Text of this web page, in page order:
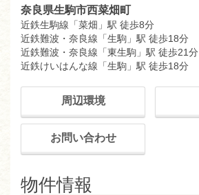
奈良県生駒市西菜畑町
近鉄生駒線「菜畑」駅 徒歩8分
近鉄難波・奈良線「生駒」駅 徒歩18分
近鉄難波・奈良線「東生駒」駅 徒歩21分
近鉄けいはんな線「生駒」駅 徒歩18分
周辺環境
お問い合わせ
物件情報